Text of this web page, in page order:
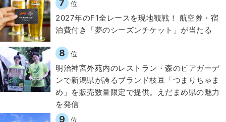
7 位
2027年のF1全レースを現地観戦！ 航空券・宿
泊費付き「夢のシーズンチケット」が当たる
8 位
明治神宮外苑内のレストラン・森のビアガーデ
ンで新潟県が誇るブランド枝豆「つまりちゃま
め」を販売数量限定で提供。えだまめ県の魅力
を発信
9 位